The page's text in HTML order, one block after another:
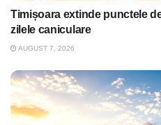
Timișoara extinde punctele
zilele caniculare
AUGUST 7, 2026